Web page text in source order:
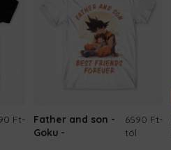
Ft-
Father and son -
Goku
6590 Ft-
tól